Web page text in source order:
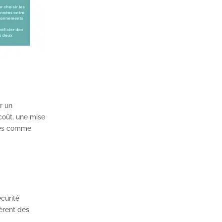
un
une mise
comme
des